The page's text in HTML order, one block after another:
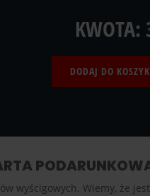
KWOTA:
DODAJ DO
wyścigowych. Wiemy, że